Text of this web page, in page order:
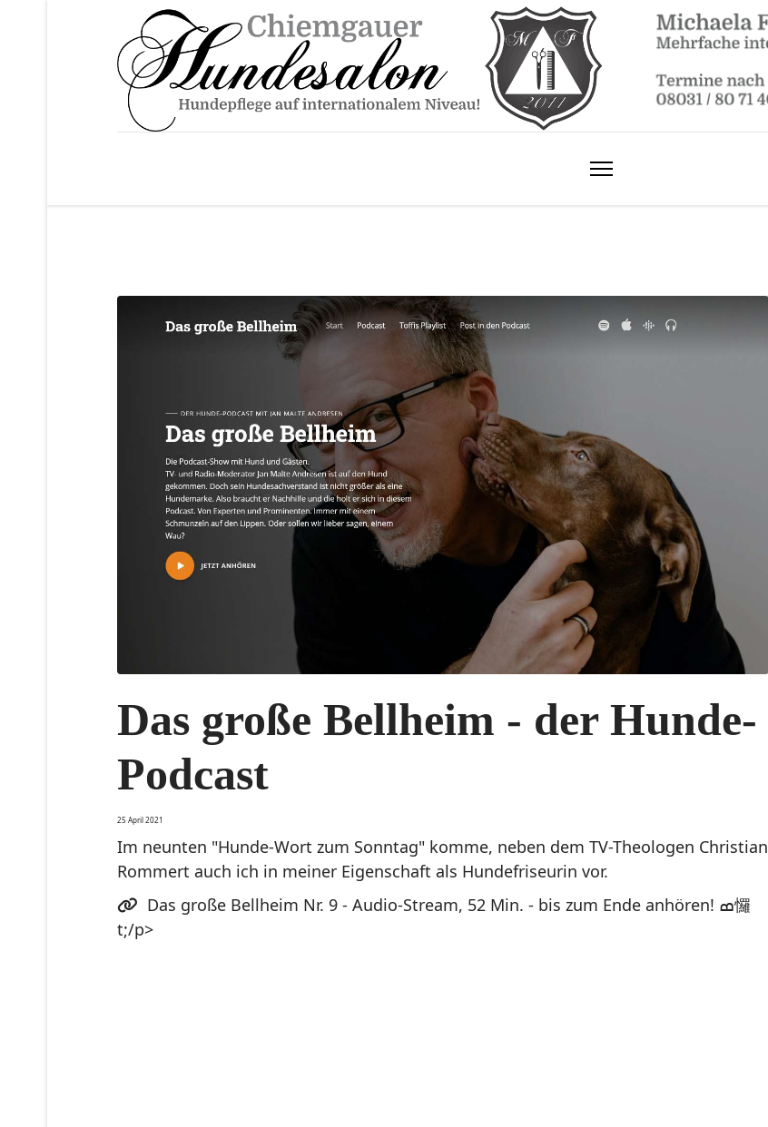
Das große Bellheim - der Hunde-
Podcast
25 April 2021
Im neunten "Hunde-Wort zum Sonntag" komme, neben dem TV-Theologen Christian
Rommert auch ich in meiner Eigenschaft als Hundefriseurin vor.
Das große Bellheim Nr. 9 - Audio-Stream, 52 Min. - bis zum Ende anhören! ߘ㦬
t;/p>